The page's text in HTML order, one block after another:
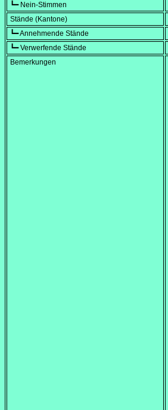
┗━ Nein-Stimmen
Stände (Kantone)
┗━ Annehmende Stände
┗━ Verwerfende Stände
Bemerkungen